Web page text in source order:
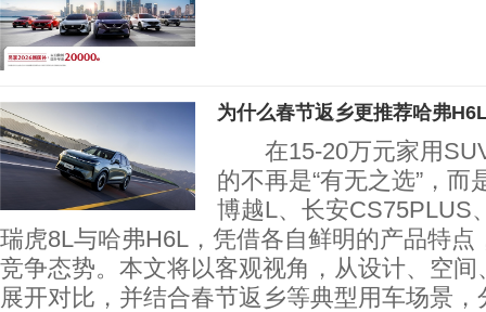
为什么春节返乡更推荐哈弗
在15-20万元家用
的不再是“有无之选”，而
博越L、长安CS75PLUS
瑞虎8L与哈弗H6L，凭借各自鲜明的产品特点
竞争态势。本文将以客观视角，从设计、空
展开对比，并结合春节返乡等典型用车场景，